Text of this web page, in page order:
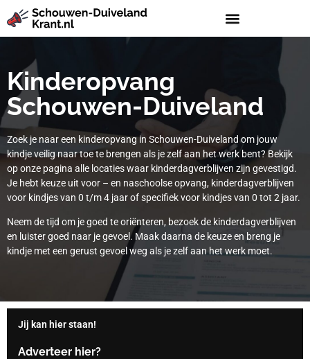
Kinderopvang
Schouwen-Duiveland
Zoek je naar een kinderopvang in Schouwen-Duiveland om jouw
kindje veilig naar toe te brengen als je zelf aan het werk bent? Bekijk
op onze pagina alle locaties waar kinderdagverblijven zijn gevestigd.
Je hebt keuze uit voor – en naschoolse opvang, kinderdagverblijven
voor kindjes van 0 t/m 4 jaar of specifiek voor kindjes van 0 tot 2 jaar.
Neem de tijd om je goed te oriënteren, bezoek de kinderdagverblijven
en luister goed naar je gevoel. Maak daarna de keuze en breng je
kindje met een gerust gevoel weg als je zelf aan het werk moet.
Jij kan hier staan!
Adverteer hier?